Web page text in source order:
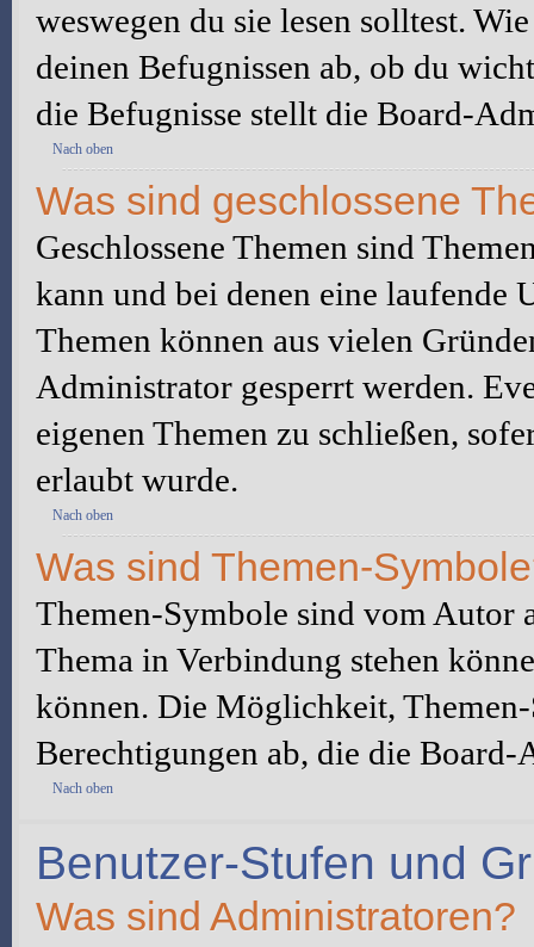
weswegen du sie lesen solltest.
deinen Befugnissen ab, ob du
die Befugnisse stellt die Board-
Nach oben
Was sind geschlossene
Geschlossene Themen sind
kann und bei denen eine laufende
Themen können aus vielen
Administrator gesperrt werden.
eigenen Themen zu schließen,
erlaubt wurde.
Nach oben
Was sind Themen-
Themen-Symbole sind vom Autor
Thema in Verbindung stehen
können. Die Möglichkeit,
Berechtigungen ab, die die
Nach oben
Benutzer-Stufen und
Was sind Administratoren?